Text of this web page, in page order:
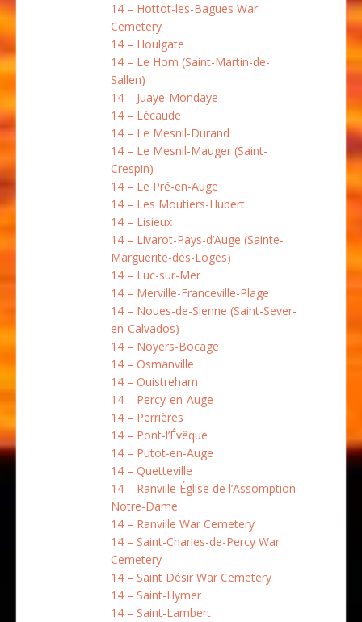
14 – Hottot-les-Bagues War
Cemetery
14 – Houlgate
14 – Le Hom (Saint-Martin-de-
Sallen)
14 – Juaye-Mondaye
14 – Lécaude
14 – Le Mesnil-Durand
14 – Le Mesnil-Mauger (Saint-
Crespin)
14 – Le Pré-en-Auge
14 – Les Moutiers-Hubert
14 – Lisieux
14 – Livarot-Pays-d’Auge (Sainte-
Marguerite-des-Loges)
14 – Luc-sur-Mer
14 – Merville-Franceville-Plage
14 – Noues-de-Sienne (Saint-Sever-
en-Calvados)
14 – Noyers-Bocage
14 – Osmanville
14 – Ouistreham
14 – Percy-en-Auge
14 – Perrières
14 – Pont-l’Évêque
14 – Putot-en-Auge
14 – Quetteville
14 – Ranville Église de l’Assomption
Notre-Dame
14 – Ranville War Cemetery
14 – Saint-Charles-de-Percy War
Cemetery
14 – Saint Désir War Cemetery
14 – Saint-Hymer
14 – Saint-Lambert